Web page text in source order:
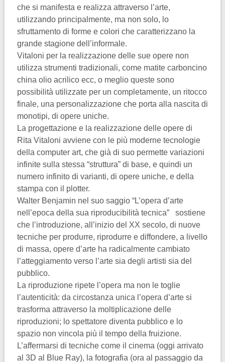
che si manifesta e realizza attraverso l’arte,
utilizzando principalmente, ma non solo, lo
sfruttamento di forme e colori che caratterizzano la
grande stagione dell’informale.
Vitaloni per la realizzazione delle sue opere non
utilizza strumenti tradizionali, come matite carboncino
china olio acrilico ecc, o meglio queste sono
possibilità utilizzate per un completamente, un ritocco
finale, una personalizzazione che porta alla nascita di
monotipi, di opere uniche.
La progettazione e la realizzazione delle opere di
Rita Vitaloni avviene con le più moderne tecnologie
della computer art, che già di suo permette variazioni
infinite sulla stessa “struttura” di base, e quindi un
numero infinito di varianti, di opere uniche, e della
stampa con il plotter.
Walter Benjamin nel suo saggio “L’opera d’arte
nell’epoca della sua riproducibilità tecnica” sostiene
che l’introduzione, all’inizio del XX secolo, di nuove
tecniche per produrre, riprodurre e diffondere, a livello
di massa, opere d’arte ha radicalmente cambiato
l’atteggiamento verso l’arte sia degli artisti sia del
pubblico.
La riproduzione ripete l’opera ma non le toglie
l’autenticità: da circostanza unica l’opera d’arte si
trasforma attraverso la moltiplicazione delle
riproduzioni; lo spettatore diventa pubblico e lo
spazio non vincola più il tempo della fruizione.
L’affermarsi di tecniche come il cinema (oggi arrivato
al 3D al Blue Ray), la fotografia (ora al passaggio da